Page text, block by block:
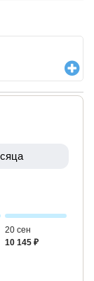
20 сен
10 145 ₽